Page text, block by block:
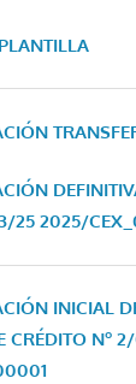
25 2025/
INICIAL
CRÉDITO Nº